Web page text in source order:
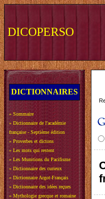
DICOPERSO
DICTIONNAIRES
» Sommaire
» Dictionnaire de l'académie
française - Septième édition
» Proverbes et dictons
» Les mots qui restent
» Les Munitions du Pacifisme
» Dictionnaire des curieux
» Dictionnaire Argot-Français
» Dictionnaire des idées reçues
» Mythologie grecque et romaine